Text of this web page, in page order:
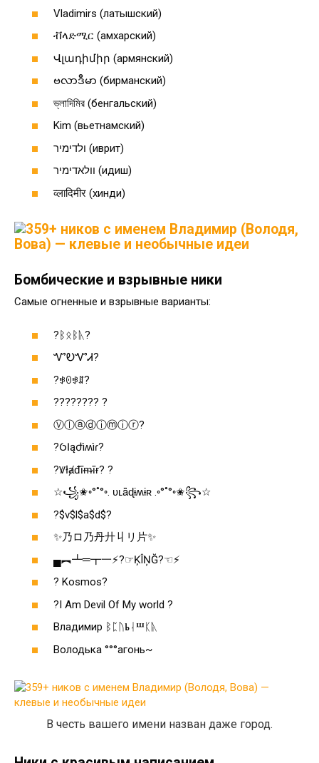
Vladimirs (латышский)
ቭላድሚር (амхарский)
Վլադիմիր (армянский)
ဗလာဒီမာ (бирманский)
ভ্লাদিমির (бенгальский)
Kim (вьетнамский)
ולדימיר (иврит)
וולאדימיר (идиш)
व्लादिमीर (хинди)
Бомбические и взрывные ники
Самые огненные и взрывные варианты:
?ᛒᛟᛒᚣ?
ᏉᎧᏉᏗ?
?ꃃꏿꃃꁲ?
???????? ?
Ⓥⓛⓐⓓⓘⓜⓘⓡ?
?ỼӀąժìʍìɾ?
?Ꝟłⱥđīᵯīɍ? ?
☆꧁✬◦°˚°◦. ʋʟǟɖɨʍɨʀ .◦°˚°◦✬꧂☆
?$v$l$a$d$?
✨乃ロ乃丹廾丩リ片✨
▄︻┻═┳一⚡?☞ĶÎŅĞ?☜⚡
? Kosmos?
?I Am Devil Of My world ?
Владимир ᛒᛈᚢⰓᛆⰞᛕᚣ
Володька °°°агонь~
В честь вашего имени назван даже город.